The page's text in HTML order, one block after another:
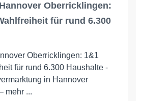
Oberricklingen:
für rund 6.300
Oberricklingen: 1&1
für rund 6.300 Haushalte -
in Hannover
mehr ...